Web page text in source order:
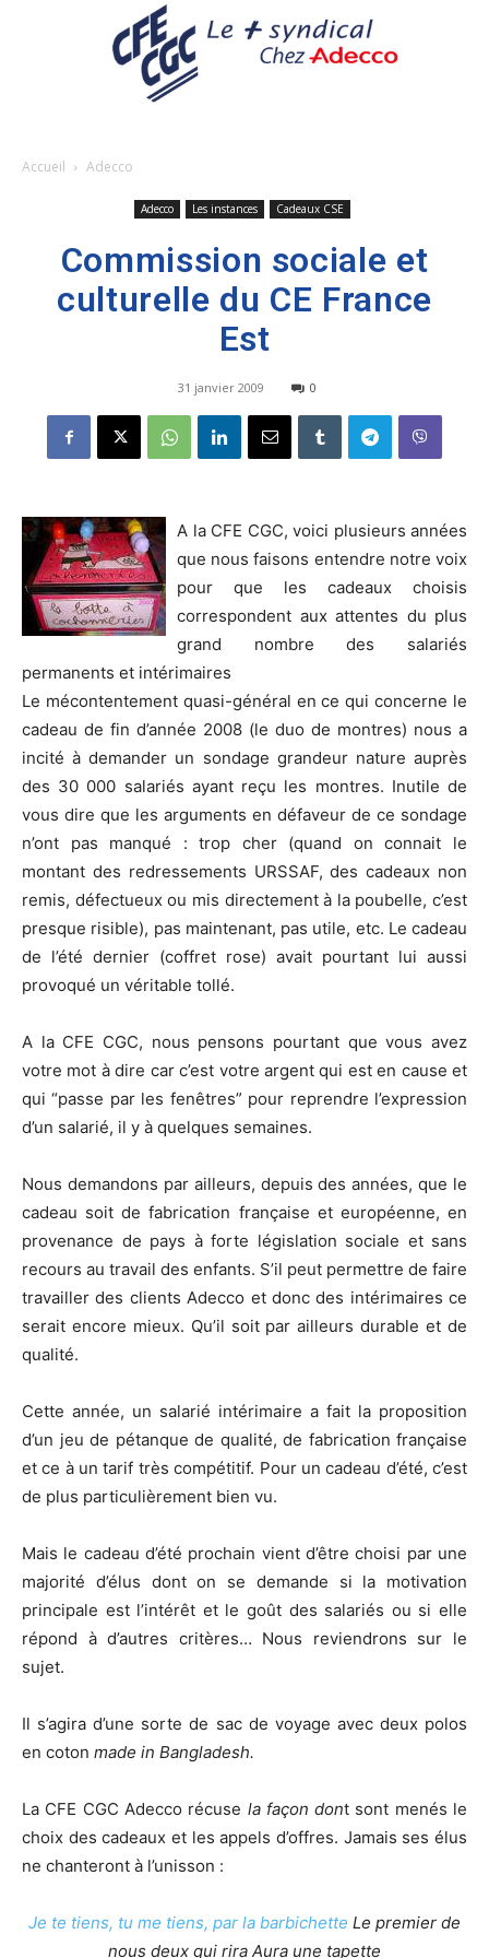
Accueil Adecco
Adecco Les instances Cadeaux CSE
Commission sociale et
culturelle du CE France
Est
31 janvier 2009 0
A la CFE CGC, voici plusieurs années
que nous faisons entendre notre voix
pour que les cadeaux choisis
correspondent aux attentes du plus
grand nombre des salariés
permanents et intérimaires
Le mécontentement quasi-général en ce qui concerne le
cadeau de fin d’année 2008 (le duo de montres) nous a
incité à demander un sondage grandeur nature auprès
des 30 000 salariés ayant reçu les montres. Inutile de
vous dire que les arguments en défaveur de ce sondage
n’ont pas manqué : trop cher (quand on connait le
montant des redressements URSSAF, des cadeaux non
remis, défectueux ou mis directement à la poubelle, c’est
presque risible), pas maintenant, pas utile, etc. Le cadeau
de l’été dernier (coffret rose) avait pourtant lui aussi
provoqué un véritable tollé.
A la CFE CGC, nous pensons pourtant que vous avez
votre mot à dire car c’est votre argent qui est en cause et
qui “passe par les fenêtres” pour reprendre l’expression
d’un salarié, il y à quelques semaines.
Nous demandons par ailleurs, depuis des années, que le
cadeau soit de fabrication française et européenne, en
provenance de pays à forte législation sociale et sans
recours au travail des enfants. S’il peut permettre de faire
travailler des clients Adecco et donc des intérimaires ce
serait encore mieux. Qu’il soit par ailleurs durable et de
qualité.
Cette année, un salarié intérimaire a fait la proposition
d’un jeu de pétanque de qualité, de fabrication française
et ce à un tarif très compétitif. Pour un cadeau d’été, c’est
de plus particulièrement bien vu.
Mais le cadeau d’été prochain vient d’être choisi par une
majorité d’élus dont on se demande si la motivation
principale est l’intérêt et le goût des salariés ou si elle
répond à d’autres critères… Nous reviendrons sur le
sujet.
Il s’agira d’une sorte de sac de voyage avec deux polos
en coton made in Bangladesh.
La CFE CGC Adecco récuse la façon dont sont menés le
choix des cadeaux et les appels d’offres. Jamais ses élus
ne chanteront à l’unisson :
Je te tiens, tu me tiens, par la barbichette Le premier de
nous deux qui rira Aura une tapette